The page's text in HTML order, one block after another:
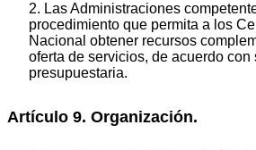
2. Las Administraciones
procedimiento que permita a los
Nacional obtener recursos
oferta de servicios, de acuerdo con
presupuestaria.
Artículo 9. Organización.